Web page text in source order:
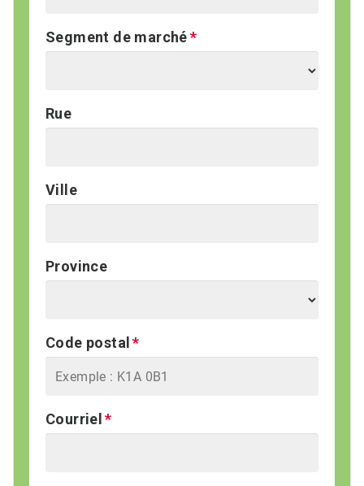
Segment de marché
Rue
Ville
Province
Code postal
Courriel